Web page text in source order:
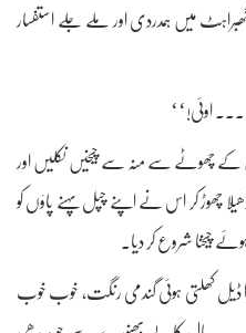
میں ہمدردی اور ملے جلے استفسار
اوئی!‘‘
کے چھوٹے سے منہ سے چیخیں نکلیں اور
چھوڑ کر اس نے اپنے چپل پہنے پاؤں کو
چیخنا شروع کر دیا۔
ہوا ڈیل کھلتی ہوئی گندمی رنگت، خوب خوب